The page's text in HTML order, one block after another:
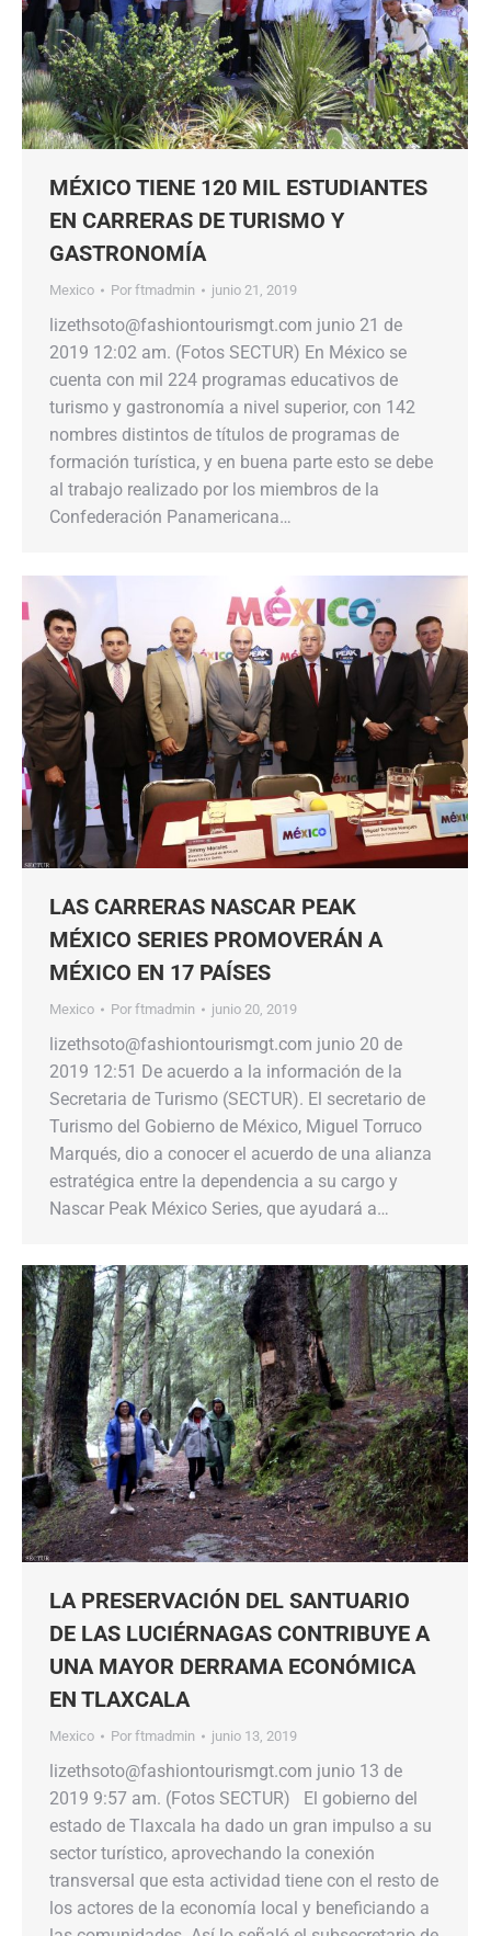
MÉXICO TIENE 120 MIL ESTUDIANTES
EN CARRERAS DE TURISMO Y
GASTRONOMÍA
Mexico Por ftmadmin junio 21, 2019
lizethsoto@fashiontourismgt.com junio 21 de
2019 12:02 am. (Fotos SECTUR) En México se
cuenta con mil 224 programas educativos de
turismo y gastronomía a nivel superior, con 142
nombres distintos de títulos de programas de
formación turística, y en buena parte esto se debe
al trabajo realizado por los miembros de la
Confederación Panamericana…
LAS CARRERAS NASCAR PEAK
MÉXICO SERIES PROMOVERÁN A
MÉXICO EN 17 PAÍSES
Mexico Por ftmadmin junio 20, 2019
lizethsoto@fashiontourismgt.com junio 20 de
2019 12:51 De acuerdo a la información de la
Secretaria de Turismo (SECTUR). El secretario de
Turismo del Gobierno de México, Miguel Torruco
Marqués, dio a conocer el acuerdo de una alianza
estratégica entre la dependencia a su cargo y
Nascar Peak México Series, que ayudará a…
LA PRESERVACIÓN DEL SANTUARIO
DE LAS LUCIÉRNAGAS CONTRIBUYE A
UNA MAYOR DERRAMA ECONÓMICA
EN TLAXCALA
Mexico Por ftmadmin junio 13, 2019
lizethsoto@fashiontourismgt.com junio 13 de
2019 9:57 am. (Fotos SECTUR) El gobierno del
estado de Tlaxcala ha dado un gran impulso a su
sector turístico, aprovechando la conexión
transversal que esta actividad tiene con el resto de
los actores de la economía local y beneficiando a